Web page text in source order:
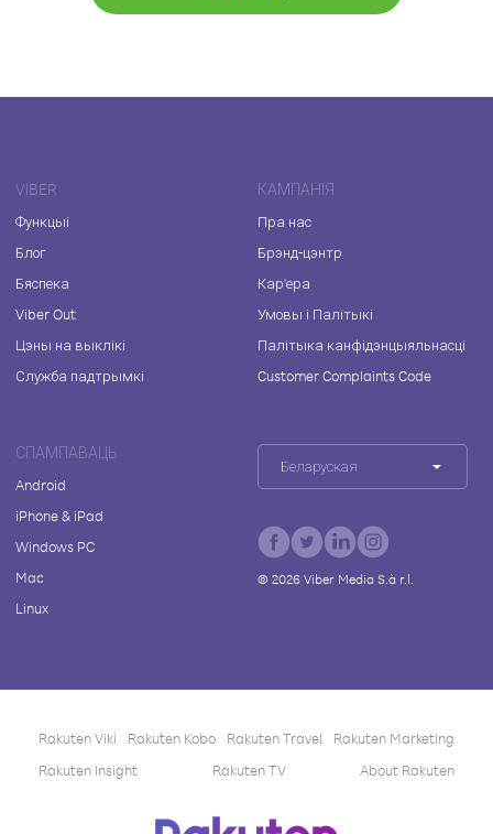
VIBER
Функцыі
Блог
Бяспека
Viber Out
Цэны на выклікі
Служба падтрымкі
КАМПАНІЯ
Пра нас
Брэнд-цэнтр
Кар'ера
Умовы і Палітыкі
Палітыка канфідэнцыяльнасці
Customer Complaints Code
СПАМПАВАЦЬ
Android
iPhone & iPad
Windows PC
Mac
Linux
Беларуская
© 2026Viber Media S.à r.l.
Rakuten Viki Rakuten Kobo Rakuten Travel
Rakuten Marketing
Rakuten Insight
Rakuten TV About Rakuten